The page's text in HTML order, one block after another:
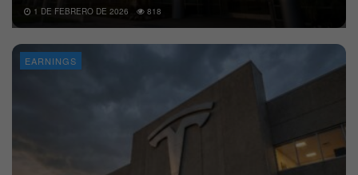
1 DE FEBRERO DE 2026 818
EARNINGS